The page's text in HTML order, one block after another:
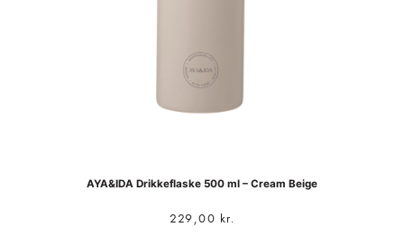
AYA&IDA Drikkeflaske 500 ml – Cream Beige
229,00 kr.